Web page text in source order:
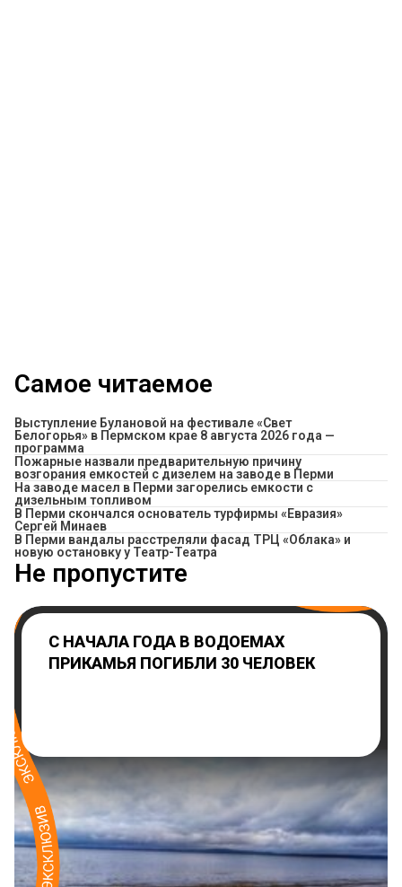
Самое читаемое
Выступление Булановой на фестивале «Свет
Белогорья» в Пермском крае 8 августа 2026 года —
программа
Пожарные назвали предварительную причину
возгорания емкостей с дизелем на заводе в Перми
На заводе масел в Перми загорелись емкости с
дизельным топливом
В Перми скончался основатель турфирмы «Евразия»
Сергей Минаев
В Перми вандалы расстреляли фасад ТРЦ «Облака» и
новую остановку у Театр-Театра
Не пропустите
С НАЧАЛА ГОДА В ВОДОЕМАХ
ПРИКАМЬЯ ПОГИБЛИ 30 ЧЕЛОВЕК